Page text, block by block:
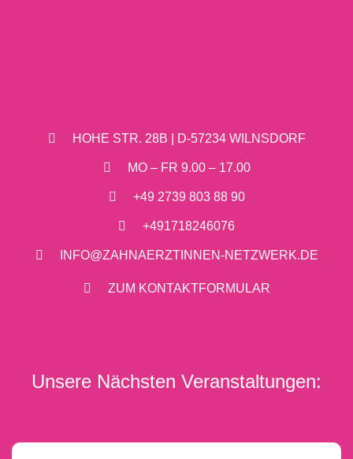
HOHE STR. 28B | D-57234 WILNSDORF
MO – FR 9.00 – 17.00
+49 2739 803 88 90
+491718246076
INFO@ZAHNAERZTINNEN-NETZWERK.DE
ZUM KONTAKTFORMULAR
Unsere Nächsten Veranstaltungen: